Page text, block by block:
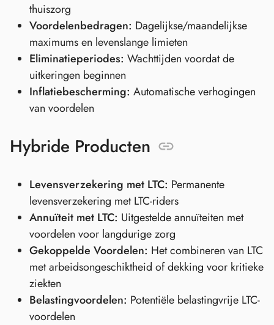
thuiszorg
Voordelenbedragen: Dagelijkse/maandelijkse
maximums en levenslange limieten
Eliminatieperiodes: Wachttijden voordat de
uitkeringen beginnen
Inflatiebescherming: Automatische verhogingen
van voordelen
Hybride Producten
Levensverzekering met LTC: Permanente
levensverzekering met LTC-riders
Annuïteit met LTC: Uitgestelde annuïteiten met
voordelen voor langdurige zorg
Gekoppelde Voordelen: Het combineren van LTC
met arbeidsongeschiktheid of dekking voor kritieke
ziekten
Belastingvoordelen: Potentiële belastingvrije LTC-
voordelen